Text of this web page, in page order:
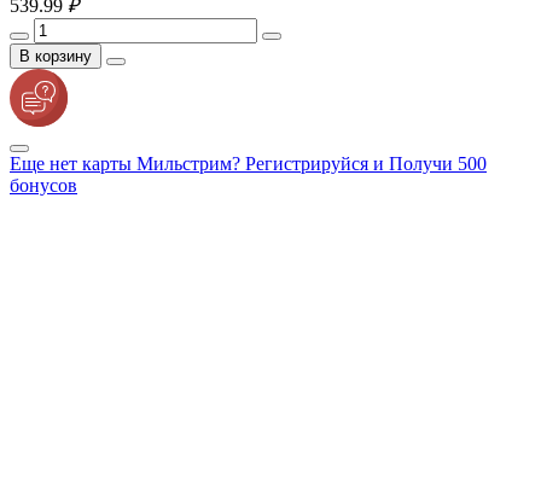
539.99 ₽
В корзину
Еще нет карты Мильстрим? Регистрируйся и Получи 500
бонусов